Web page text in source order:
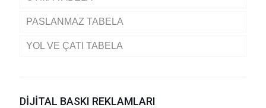
PASLANMAZ TABELA
YOL VE ÇATI TABELA
DİJİTAL BASKI REKLAMLARI